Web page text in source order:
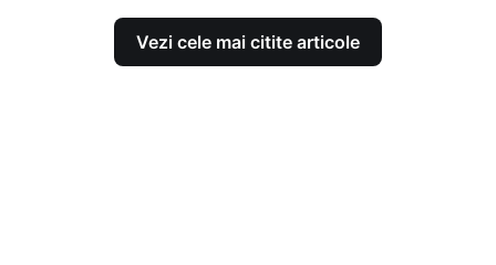
Vezi cele mai citite articole